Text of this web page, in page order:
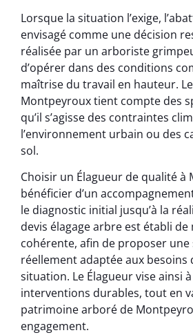
Lorsque la situation l’exige,
envisagé comme une décision
réalisée par un arboriste
d’opérer dans des conditions
maîtrise du travail en hauteur.
Montpeyroux tient compte des
qu’il s’agisse des contraintes
l’environnement urbain ou des
sol.
Choisir un Élagueur de qualité à
bénéficier d’un
le diagnostic initial jusqu’à la
devis élagage arbre est établi de
cohérente, afin de proposer
réellement adaptée aux besoins
situation. Le Élagueur vise ainsi
interventions durables, tout en
patrimoine arboré de
engagement.